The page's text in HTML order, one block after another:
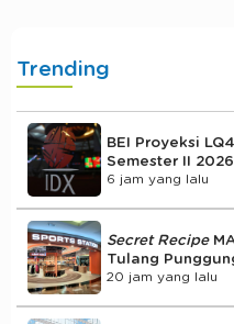
Trending
BEI Proyeksi
Semester II 2026
6 jam yang lalu
Secret Recipe
Tulang
20 jam yang lalu